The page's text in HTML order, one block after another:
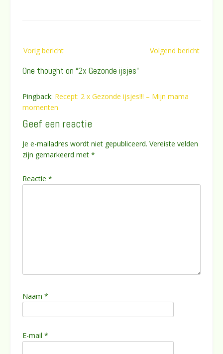
navigatie
Vorig bericht Volgend bericht
One thought on “2x Gezonde ijsjes”
Pingback: Recept: 2 x Gezonde ijsjes!!! – Mijn mama
momenten
Geef een reactie
Je e-mailadres wordt niet gepubliceerd. Vereiste velden
zijn gemarkeerd met *
Reactie *
Naam *
E-mail *